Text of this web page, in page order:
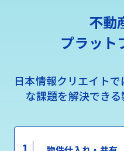
不動
プラット
日本情報クリエイト
な課題を解決できる